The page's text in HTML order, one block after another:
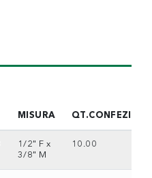
MISURA QT.CONFEZIONE
1/2" F x
3/8" M
10.00